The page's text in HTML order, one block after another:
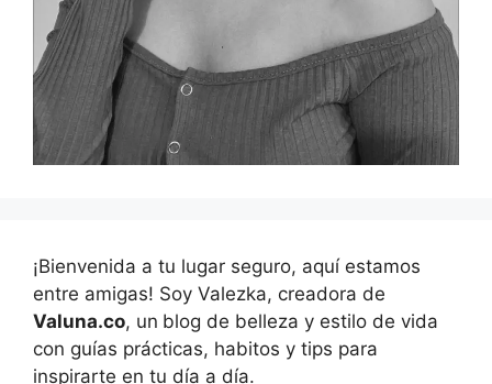
¡Bienvenida a tu lugar seguro, aquí estamos
entre amigas! Soy Valezka, creadora de
Valuna.co, un blog de belleza y estilo de vida
con guías prácticas, habitos y tips para
inspirarte en tu día a día.